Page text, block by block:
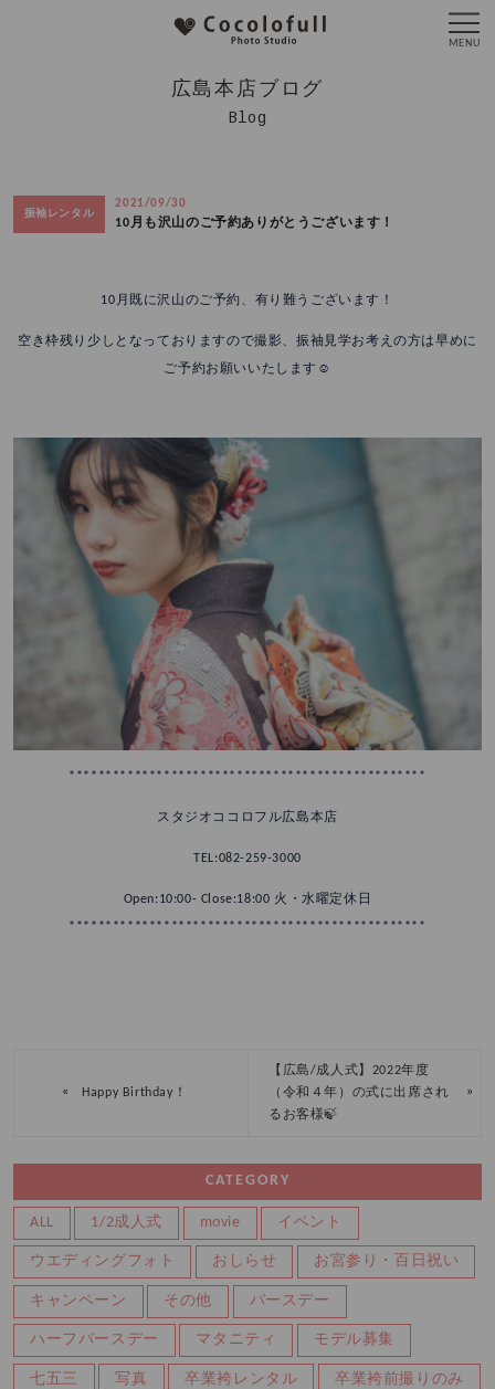
広島本店ブログ
Blog
振袖レンタル
2021/09/30
10月も沢山のご予約ありがとうございます！
10月既に沢山のご予約、有り難うございます！
空き枠残り少しとなっておりますので撮影、振袖見学お考えの方は早めに
ご予約お願いいたします☺️
*************************************************
スタジオココロフル広島本店
TEL:082-259-3000
Open:10:00- Close:18:00 火・水曜定休日
*************************************************
« Happy Birthday！
【広島/成人式】2022年度
（令和４年）の式に出席され
るお客様🍃
»
CATEGORY
ALL 1/2成人式 movie イベント
ウエディングフォト おしらせ お宮参り・百日祝い
キャンペーン その他 バースデー
ハーフバースデー マタニティ モデル募集
七五三 写真 卒業袴レンタル 卒業袴前撮りのみ